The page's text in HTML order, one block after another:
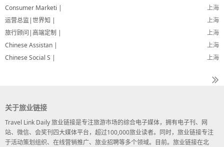
上海
Consumer Marketi |
上海
运营总监|世界知 |
上海
旅行顾问|高端定制 |
上海
Chinese Assistan |
上海
Chinese Social S |
关于旅业链接
Travel Link Daily 旅业链接是专注旅游市场的综合电子媒体，拥有电子刊、网
站、微信、会奖刊四大媒体平台，超过100,000旅业读者。同时，旅业链接专注
于活动策划组织、在线营销推广、旅业招聘等多个领域。目前。旅业链接在北